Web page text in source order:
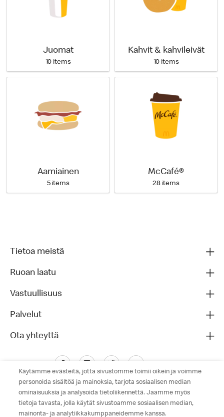
Juomat
10 items
Kahvit & kahvileivät
10 items
Aamiainen
5 items
McCafé®
28 items
Tietoa meistä
Ruoan laatu
Vastuullisuus
Palvelut
Ota yhteyttä
Käytämme evästeitä, jotta sivustomme toimii oikein ja voimme
personoida sisältöä ja mainoksia, tarjota sosiaalisen median
ominaisuuksia ja analysoida tietoliikennettä. Jaamme myös
tietoja tavasta, jolla käytät sivustoamme sosiaalisen median,
mainonta- ja analytiikkakumppaneidemme kanssa.